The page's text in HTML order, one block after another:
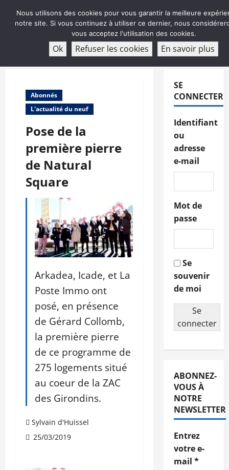
ABONNEMENT
Abonnés
L'actualité du neuf
Pose de la
première pierre
de Natural
Square
Arkadea, Icade, et La
Poste Immo ont
posé, en présence
de Gérard Collomb,
la première pierre
de ce programme de
275 logements situé
au coeur de la ZAC
des Girondins.
Sylvain d'Huissel
25/03/2019
SE
CONNECTER
Identifiant
ou
adresse
e-mail
Mot de
passe
Se
souvenir
de moi
Se
connecter
ABONNEZ-
VOUS À
NOTRE
NEWSLETTER
Entrez
votre e-
mail *
Nous utilisons des cookies pour vous garantir la meilleure
notre site. Si vous continuez à utiliser ce dernier, nous
vous acceptez l'utilisation des cookies.
Ok Refuser les cookies En savoir plus